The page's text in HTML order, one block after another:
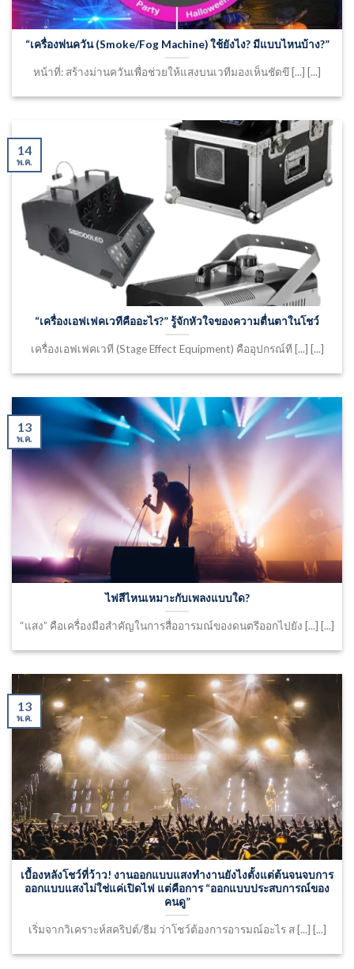
“เครื่องพ่นควัน (Smoke/Fog Machine) ใช้ยังไง? มีแบบไหนบ้าง?”
หน้าที่: สร้างม่านควันเพื่อช่วยให้แสงบนเวทีมองเห็นชัดขึ [...] [...]
“เครื่องเอฟเฟคเวทีคืออะไร?” รู้จักหัวใจของความตื่นตาในโชว์
เครื่องเอฟเฟคเวที (Stage Effect Equipment) คืออุปกรณ์ที [...] [...]
14
พ.ค.
ไฟสีไหนเหมาะกับเพลงแบบใด?
“แสง” คือเครื่องมือสำคัญในการสื่ออารมณ์ของดนตรีออกไปยัง [...] [...]
13
พ.ค.
เบื้องหลังโชว์ที่ว้าว! งานออกแบบแสงทำงานยังไงตั้งแต่ต้นจนจบการ
ออกแบบแสงไม่ใช่แค่เปิดไฟ แต่คือการ “ออกแบบประสบการณ์ของ
คนดู”
เริ่มจากวิเคราะห์สคริปต์/ธีม ว่าโชว์ต้องการอารมณ์อะไร ส [...] [...]
13
พ.ค.